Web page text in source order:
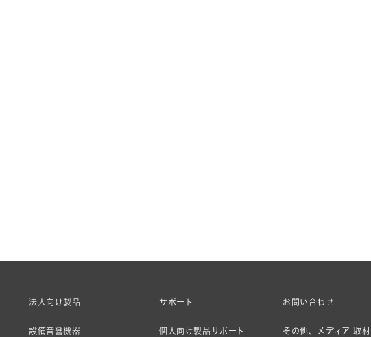
法人向け製品
設備音響機器
サポート
個人向け製品サポート
お問い合わせ
その他、メディア 取材